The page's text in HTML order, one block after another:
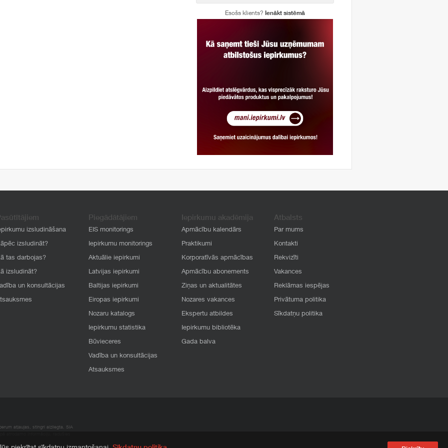
Esošs klients? Ienākt sistēmā
izsludināšana
izsludināt?
tas darbojas?
izsludināt?
un konsultācijas
Piegādātājiem
EIS monitorings
Iepirkumu monitorings
Aktuālie iepirkumi
Latvijas iepirkumi
Baltijas iepirkumi
Eiropas iepirkumi
Nozaru katalogs
Iepirkumu statistika
Būvieceres
Vadība un konsultācijas
Atsauksmes
Iepirkumu akadēmija
Apmācību kalendārs
Praktikumi
Korporatīvās apmācības
Apmācību abonements
Ziņas un aktualitātes
Nozares vakances
Ekspertu atbildes
Iepirkumu bibliotēka
Gada balva
Atbalsts
Par mums
Kontakti
Rekvizīti
Vakances
Reklāmas iespējas
Privātuma politika
Sīkdatņu politika
atļaujas, stingri aizliegta. SIA